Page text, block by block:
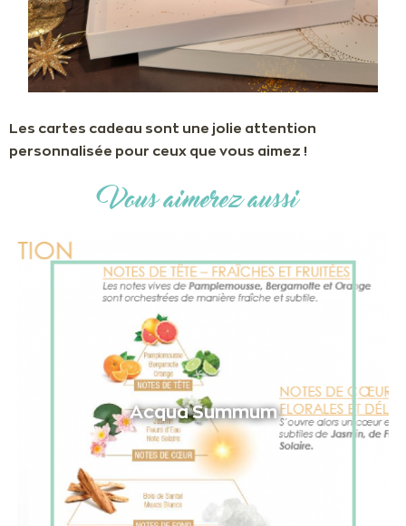
Les cartes cadeau sont une jolie attention
personnalisée pour ceux que vous aimez !
Vous aimerez aussi
Acqua Summum